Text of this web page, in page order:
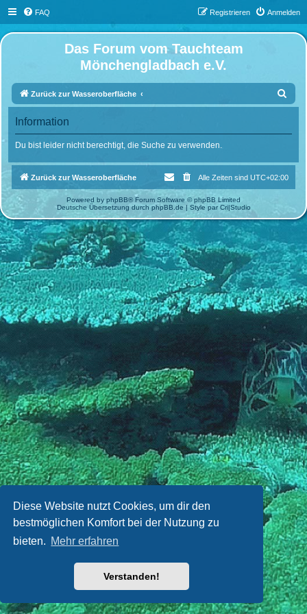
Diese Website nutzt Cookies, um dir den
bestmöglichen Komfort bei der Nutzung zu
bieten. Mehr erfahren
Verstanden!
FAQ Anmelden
Registrieren
Das Forum vom Tauchteam
Mönchengladbach e.V.
Zurück zur Wasseroberfläche
u
Information
Du bist leider nicht berechtigt, die Suche zu verwenden.
Zurück zur Wasseroberfläche Alle Zeiten sind UTC+02:00
Powered by phpBB® Forum Software © phpBB Limited
Deutsche Übersetzung durch phpBB.de | Style par Cri|Studio